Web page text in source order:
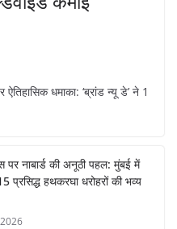
धमाका: ‘ब्रांड न्यू डे’ ने 1
पर नाबार्ड की अनूठी पहल: मुंबई में
प्रसिद्ध हथकरघा धरोहरों की भव्य